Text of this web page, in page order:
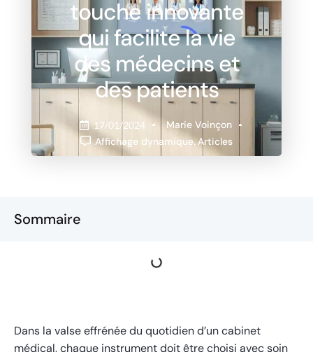
touche innovante
qui facilite la vie
des médecins et
des patients
17/01/2024
Marie Voinçon
Affichage dynamique,Articles
Sommaire
Dans la valse effrénée du quotidien d’un cabinet
médical, chaque instrument doit être choisi avec soin